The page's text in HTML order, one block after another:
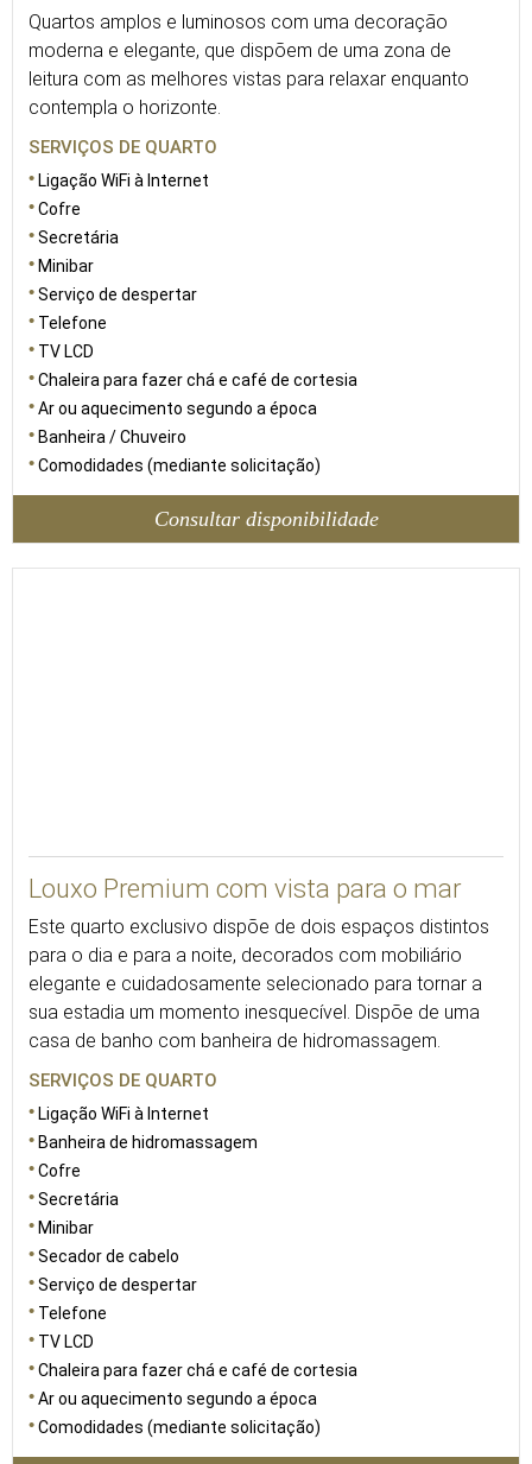
Quartos amplos e luminosos com uma decoração
moderna e elegante, que dispõem de uma zona de
leitura com as melhores vistas para relaxar enquanto
contempla o horizonte.
SERVIÇOS DE QUARTO
Ligação WiFi à Internet
Cofre
Secretária
Minibar
Serviço de despertar
Telefone
TV LCD
Chaleira para fazer chá e café de cortesia
Ar ou aquecimento segundo a época
Banheira / Chuveiro
Comodidades (mediante solicitação)
Consultar disponibilidade
Louxo Premium com vista para o mar
Este quarto exclusivo dispõe de dois espaços distintos
para o dia e para a noite, decorados com mobiliário
elegante e cuidadosamente selecionado para tornar a
sua estadia um momento inesquecível. Dispõe de uma
casa de banho com banheira de hidromassagem.
SERVIÇOS DE QUARTO
Ligação WiFi à Internet
Banheira de hidromassagem
Cofre
Secretária
Minibar
Secador de cabelo
Serviço de despertar
Telefone
TV LCD
Chaleira para fazer chá e café de cortesia
Ar ou aquecimento segundo a época
Comodidades (mediante solicitação)